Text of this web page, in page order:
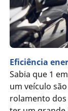
Eficiência
Sabia que 1
um veículo
rolamento dos